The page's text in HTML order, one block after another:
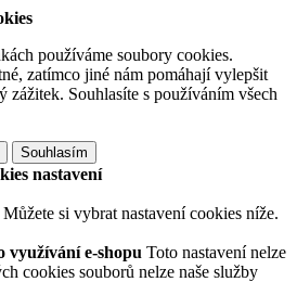
používáme soubory cookies.
zatímco jiné nám pomáhají vylepšit
zážitek. Souhlasíte s používáním všech
Souhlasím
nastavení
si vybrat nastavení cookies níže.
využívání e-shopu Toto nastavení nelze
cookies souborů nelze naše služby